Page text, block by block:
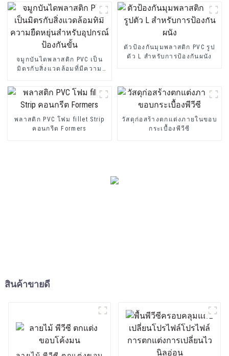
จมูกบันไดพลาสติก PVC เป็น
มิตรกับสิ่งแวดล้อมที่มีความ
ตัวป้องกันมุมพลาสติก PVC รูป
ตัว L สำหรับการป้องกันผนัง
พลาสติก PVC โฟม fillet Strip
คอนกรีต Formers
วัสดุก่อสร้างตกแต่งภายในขอบ
กระเบื้องพีวีซี
สินค้าขายดี